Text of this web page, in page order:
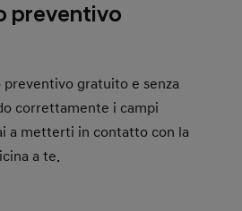
preventivo
gratuito e senza
correttamente i campi
a metterti in contatto con la
a te.